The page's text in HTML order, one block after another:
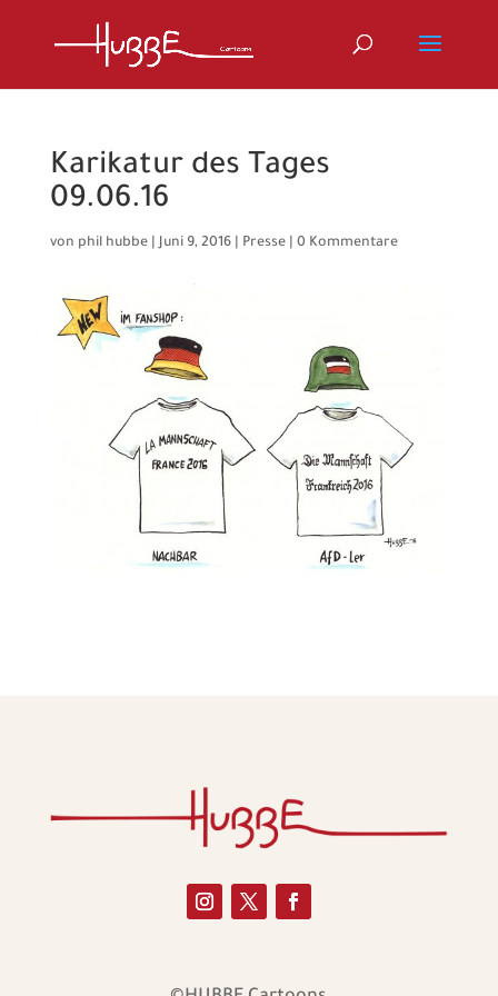
Karikatur des Tages
09.06.16
von phil hubbe|Juni 9, 2016| Presse| 0 Kommentare